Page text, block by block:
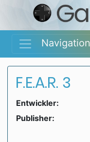
Navigation
F.E.A.R. 3
Entwickler:
Publisher: